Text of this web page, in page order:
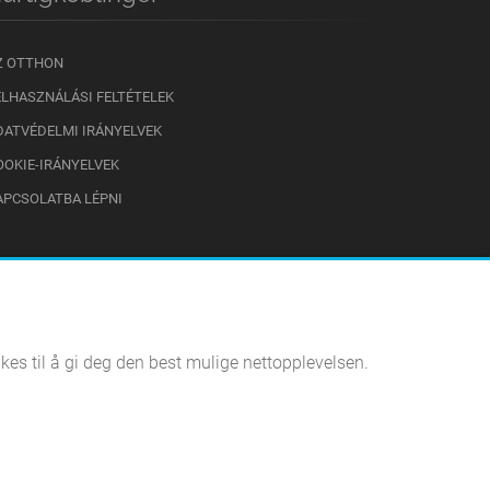
OTTHON
FELTÉTELEK
IRÁNYELVEK
IRÁNYELVEK
LÉPNI
til å gi deg den best mulige nettopplevelsen.